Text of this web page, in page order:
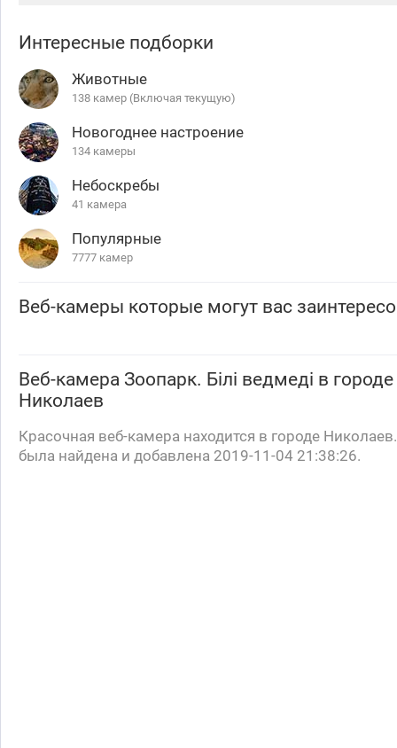
Интересные подборки
Животные
138 камер (Включая текущую)
Новогоднее настроение
134 камеры
Небоскребы
41 камера
Популярные
7777 камер
Веб-камеры которые могут вас
Веб-камера Зоопарк. Білі ведмеді в городе
Николаев
Красочная веб-камера находится в городе
была найдена и добавлена 2019-11-04 21:38:26.